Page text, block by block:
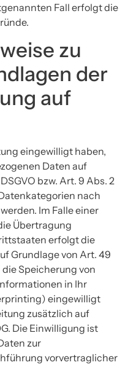
Fall erfolgt die
zu
der
auf
eingewilligt haben,
Daten auf
bzw. Art. 9 Abs. 2
nach
Im Falle einer
Übertragung
erfolgt die
Grundlage von Art. 49
die Speicherung von
in Ihr
eingewilligt
zusätzlich auf
Die Einwilligung ist
zur
vorvertraglicher